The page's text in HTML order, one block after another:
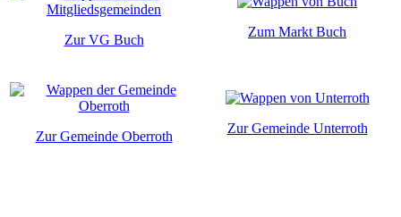
Zur VG Buch
Zum Markt Buch
Zur Gemeinde Oberroth
Zur Gemeinde Unterroth